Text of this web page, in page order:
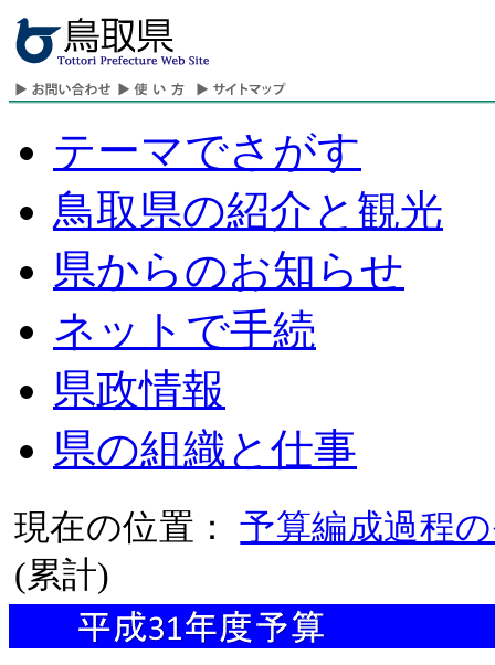
テーマでさがす
鳥取県の紹介と観光
県からのお知らせ
ネットで手続
県政情報
県の組織と仕事
現在の位置：予算編成過程
(累計)